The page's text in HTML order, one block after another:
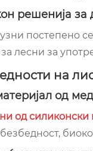
решенија за
постепено
лесни за
на
од
од силиконски